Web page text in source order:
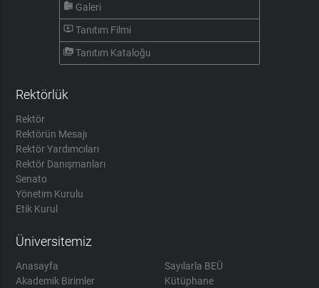
camera_roll Galeri
ondemand_video Tanıtım Filmi
perm_media Tanıtım Kataloğu
Rektörlük
Rektör
Rektörün Mesajı
Rektör Yardımcıları
Rektör Danışmanları
Senato
Yönetim Kurulu
Etik Kurul
Üniversitemiz
Anasayfa
Akademik Birimler
Sayılarla BEÜ
Kütüphane